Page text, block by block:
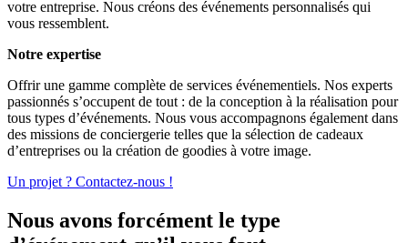
votre entreprise. Nous créons des événements personnalisés qui
vous ressemblent.
Notre expertise
Offrir une gamme complète de services événementiels. Nos experts
passionnés s’occupent de tout : de la conception à la réalisation pour
tous types d’événements. Nous vous accompagnons également dans
des missions de conciergerie telles que la sélection de cadeaux
d’entreprises ou la création de goodies à votre image.
Un projet ? Contactez-nous !
Nous avons forcément le type